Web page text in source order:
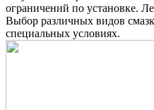
ограничений по установке.
Выбор различных видов
специальных условиях.